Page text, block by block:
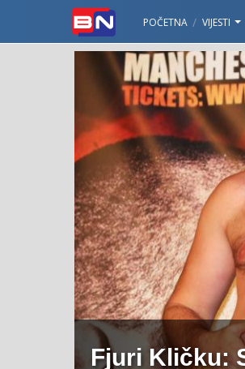
POČETNA VIJESTI
Fjuri Kličku: